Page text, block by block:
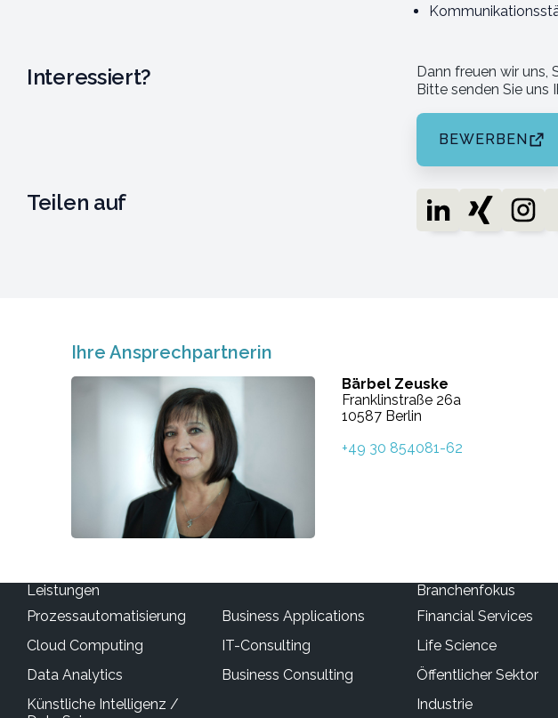
Interessiert?
Dann freuen wir uns,
Bitte senden Sie uns
BEWERBEN
Teilen auf
Ihre Ansprechpartnerin
Bärbel Zeuske
Franklinstraße 26a
10587 Berlin
+49 30 854081-62
Leistungen
Prozessautomatisierung
Cloud Computing
Data Analytics
Künstliche Intelligenz /
Business Applications
IT-Consulting
Business Consulting
Branchenfokus
Financial Services
Life Science
Öffentlicher Sektor
Industrie